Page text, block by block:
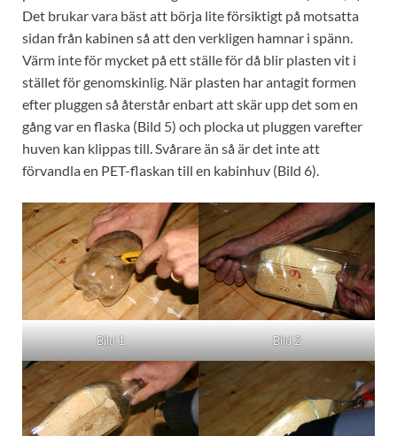
Det brukar vara bäst att börja lite försiktigt på motsatta
sidan från kabinen så att den verkligen hamnar i spänn.
Värm inte för mycket på ett ställe för då blir plasten vit i
stället för genomskinlig. När plasten har antagit formen
efter pluggen så återstår enbart att skär upp det som en
gång var en flaska (Bild 5) och plocka ut pluggen varefter
huven kan klippas till. Svårare än så är det inte att
förvandla en PET-flaskan till en kabinhuv (Bild 6).
Bild 1 Bild 2